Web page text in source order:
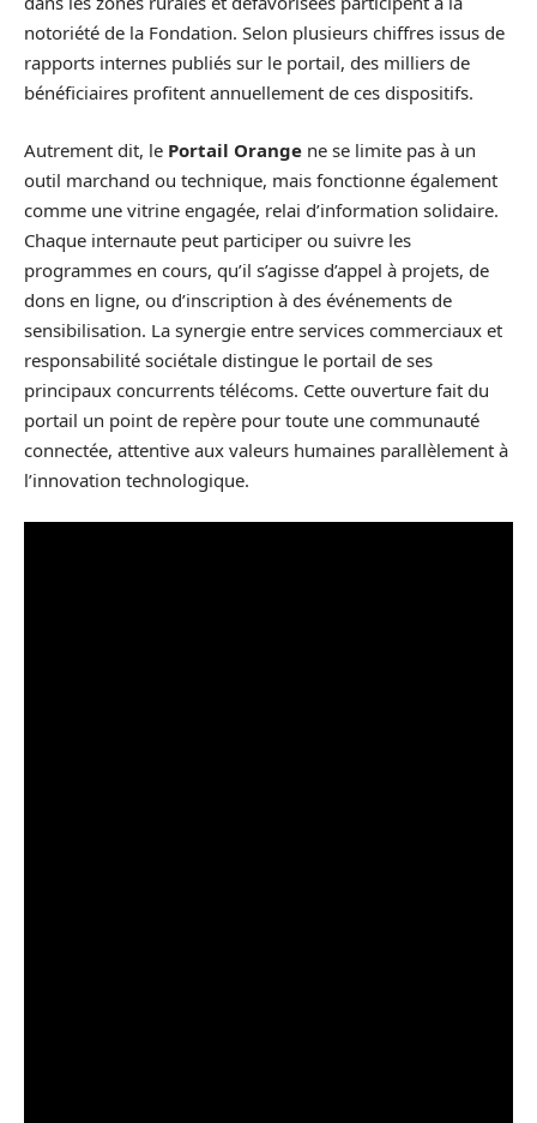
notoriété de la Fondation. Selon plusieurs chiffres issus de
rapports internes publiés sur le portail, des milliers de
bénéficiaires profitent annuellement de ces dispositifs.
Autrement dit, le Portail Orange ne se limite pas à un
outil marchand ou technique, mais fonctionne également
comme une vitrine engagée, relai d’information solidaire.
Chaque internaute peut participer ou suivre les
programmes en cours, qu’il s’agisse d’appel à projets, de
dons en ligne, ou d’inscription à des événements de
sensibilisation. La synergie entre services commerciaux et
responsabilité sociétale distingue le portail de ses
principaux concurrents télécoms. Cette ouverture fait du
portail un point de repère pour toute une communauté
connectée, attentive aux valeurs humaines parallèlement à
l’innovation technologique.